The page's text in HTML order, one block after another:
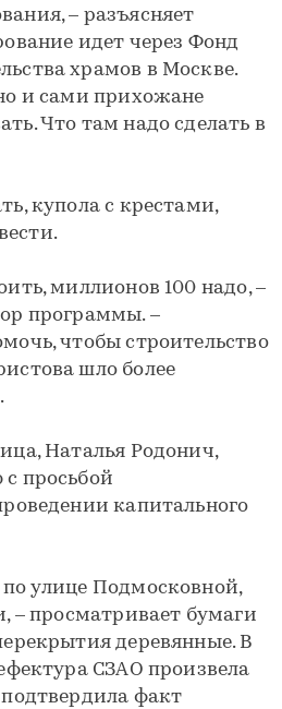
– разъясняет
идет через Фонд
храмов в Москве.
и сами прихожане
Что там надо сделать в
купола с крестами,
миллионов 100 надо, –
программы. –
чтобы строительство
шло более
Наталья Родонич,
просьбой
капитального
улице Подмосковной,
– просматривает бумаги
деревянные. В
СЗАО произвела
факт